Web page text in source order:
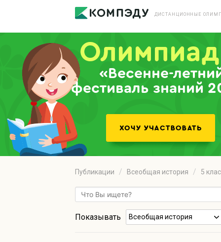
ДИСТАНЦИОННЫЕ
«Весенне-
фестиваль знаний
Публикации Всеобщая история 5
Показывать Всеобщая история